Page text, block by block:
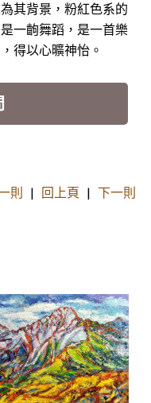
其背景，粉紅色系的
一齣舞蹈，是一首樂
得以心曠神怡。
則 | 回上頁 |下一則